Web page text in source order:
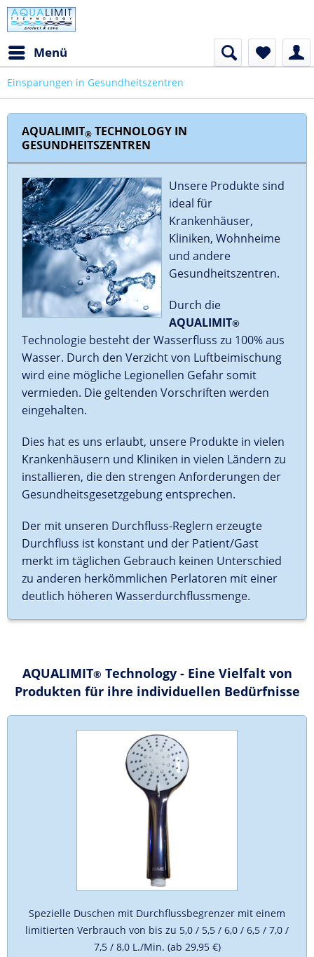
Menü
Einsparungen in Gesundheitszentren
AQUALIMIT® TECHNOLOGY IN
GESUNDHEITSZENTREN
Unsere Produkte sind
ideal für
Krankenhäuser,
Kliniken, Wohnheime
und andere
Gesundheitszentren.
Durch die
AQUALIMIT®
Technologie besteht der Wasserfluss zu 100% aus
Wasser. Durch den Verzicht von Luftbeimischung
wird eine mögliche Legionellen Gefahr somit
vermieden. Die geltenden Vorschriften werden
eingehalten.
Dies hat es uns erlaubt, unsere Produkte in vielen
Krankenhäusern und Kliniken in vielen Ländern zu
installieren, die den strengen Anforderungen der
Gesundheitsgesetzgebung entsprechen.
Der mit unseren Durchfluss-Reglern erzeugte
Durchfluss ist konstant und der Patient/Gast
merkt im täglichen Gebrauch keinen Unterschied
zu anderen herkömmlichen Perlatoren mit einer
deutlich höheren Wasserdurchflussmenge.
AQUALIMIT® Technology - Eine Vielfalt von
Produkten für ihre individuellen Bedürfnisse
Spezielle Duschen mit Durchflussbegrenzer mit einem
limitierten Verbrauch von bis zu 5,0 / 5,5 / 6,0 / 6,5 / 7,0 /
7,5 / 8,0 L./Min. (ab 29,95 €)